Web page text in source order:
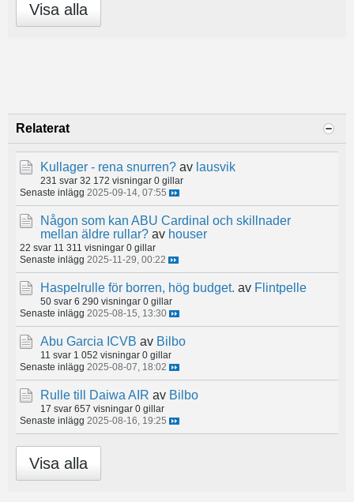
Visa alla
Relaterat
Kullager - rena snurren? av lausvik
231 svar 32 172 visningar 0 gillar
Senaste inlägg 2025-09-14, 07:55
Någon som kan ABU Cardinal och skillnader
mellan äldre rullar? av houser
22 svar 11 311 visningar 0 gillar
Senaste inlägg 2025-11-29, 00:22
Haspelrulle för borren, hög budget. av Flintpelle
50 svar 6 290 visningar 0 gillar
Senaste inlägg 2025-08-15, 13:30
Abu Garcia ICVB av Bilbo
11 svar 1 052 visningar 0 gillar
Senaste inlägg 2025-08-07, 18:02
Rulle till Daiwa AIR av Bilbo
17 svar 657 visningar 0 gillar
Senaste inlägg 2025-08-16, 19:25
Visa alla